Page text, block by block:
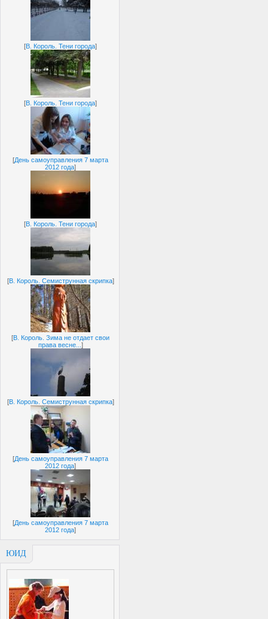
[В. Король. Тени города]
[В. Король. Тени города]
[День самоуправления 7 марта
2012 года]
[В. Король. Тени города]
[В. Король. Семиструнная скрипка]
[В. Король. Зима не отдает свои
права весне... ]
[В. Король. Семиструнная скрипка]
[День самоуправления 7 марта
2012 года]
[День самоуправления 7 марта
2012 года]
ЮИД